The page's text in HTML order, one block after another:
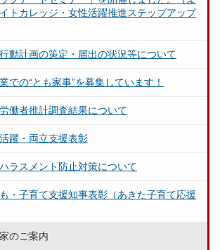
トカレッジ・女性活躍推進ステップアップ
動計画の策定・届出の状況等について
での“とも家事”を募集しています！
働者推計調査結果について
躍・両立支援表彰
ラスメント防止対策について
・子育て支援知事表彰（あきた子育て応援
のご案内